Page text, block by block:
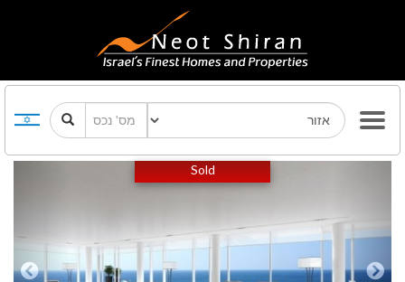
Sold
Previous Next